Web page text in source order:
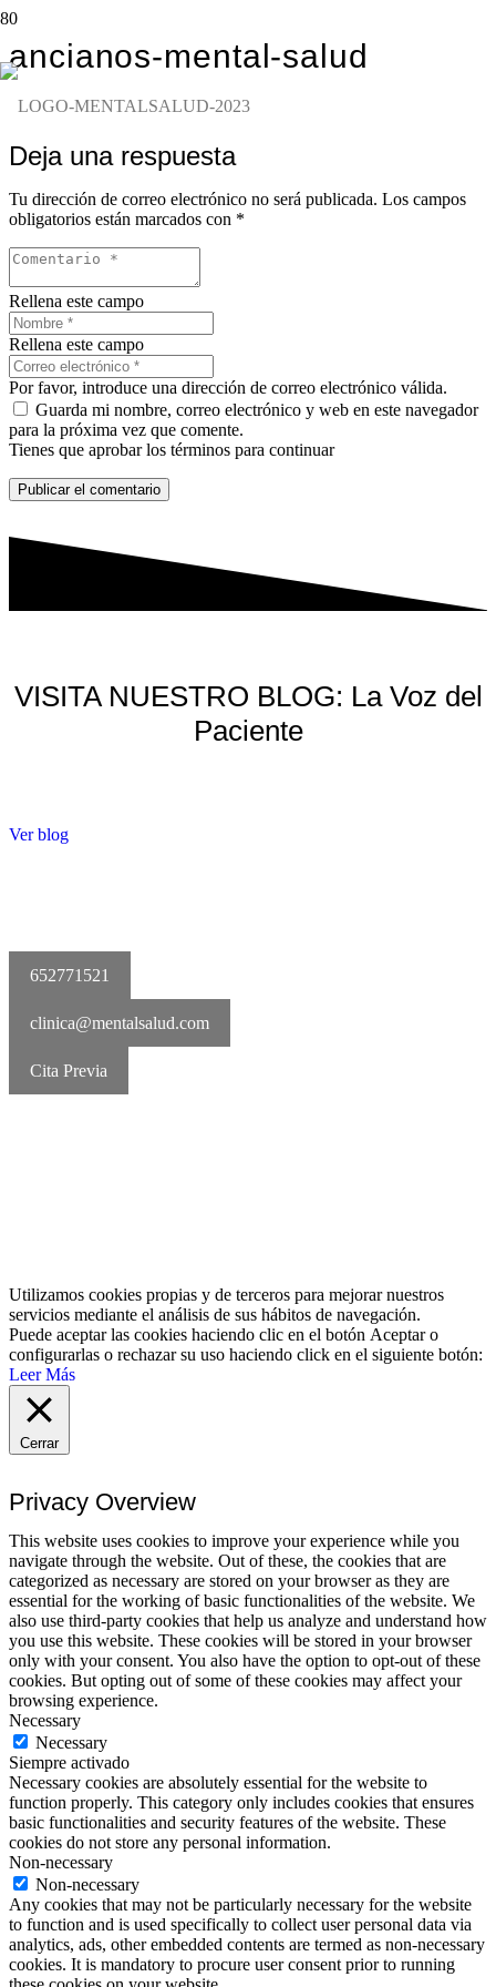
ancianos-mental-salud
Deja una respuesta
Tu dirección de correo electrónico no será publicada. Los campos
obligatorios están marcados con *
Rellena este campo
Rellena este campo
Por favor, introduce una dirección de correo electrónico válida.
Guarda mi nombre, correo electrónico y web en este navegador
para la próxima vez que comente.
Tienes que aprobar los términos para continuar
Publicar el comentario
VISITA NUESTRO BLOG: La Voz del
Paciente
Ver blog
652771521
clinica@mentalsalud.com
Cita Previa
Utilizamos cookies propias y de terceros para mejorar nuestros
servicios mediante el análisis de sus hábitos de navegación.
Puede aceptar las cookies haciendo clic en el botón Aceptaro
configurarlas o rechazar su uso haciendo click en el siguiente botón:
Leer Más
Cerrar
Privacy Overview
This website uses cookies to improve your experience while you
navigate through the website. Out of these, the cookies that are
categorized as necessary are stored on your browser as they are
essential for the working of basic functionalities of the website. We
also use third-party cookies that help us analyze and understand how
you use this website. These cookies will be stored in your browser
only with your consent. You also have the option to opt-out of these
cookies. But opting out of some of these cookies may affect your
browsing experience.
Necessary
Necessary
Siempre activado
Necessary cookies are absolutely essential for the website to
function properly. This category only includes cookies that ensures
basic functionalities and security features of the website. These
cookies do not store any personal information.
Non-necessary
Non-necessary
Any cookies that may not be particularly necessary for the website
to function and is used specifically to collect user personal data via
analytics, ads, other embedded contents are termed as non-necessary
cookies. It is mandatory to procure user consent prior to running